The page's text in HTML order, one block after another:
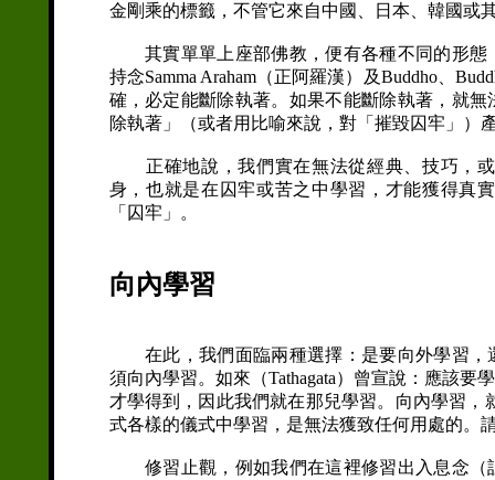
金剛乘的標籤，不管它來自中國、日本、韓國或
其實單單上座部佛教，便有各種不同的形態
持念Samma Araham（正阿羅漢）及Buddho、
確，必定能斷除執著。如果不能斷除執著，就
除執著」（或者用比喻來說，對「摧毀囚牢」）
正確地說，我們實在無法從經典、技巧，或
身，也就是在囚牢或苦之中學習，才能獲得真
「囚牢」。
向內學習
在此，我們面臨兩種選擇：是要向外學習，
須向內學習。如來（Tathagata）曾宣說：應該
才學得到，因此我們就在那兒學習。向內學習
式各樣的儀式中學習，是無法獲致任何用處的。
修習止觀，例如我們在這裡修習出入息念（